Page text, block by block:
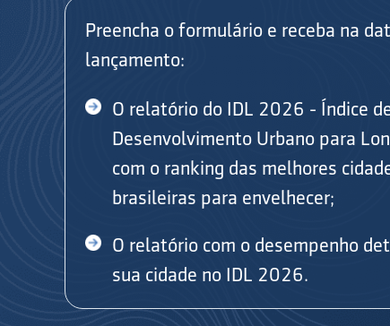
Preencha o formulário e receba na
lançamento:
O relatório do IDL 2026 - Índice
Desenvolvimento Urbano para
com o ranking das melhores
brasileiras para envelhecer;
O relatório com o desempenho
sua cidade no IDL 2026.